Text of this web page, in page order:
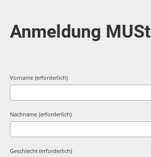
Anmeldung MUSt
Vorname (erforderlich)
Nachname (erforderlich)
Geschlecht (erforderlich)